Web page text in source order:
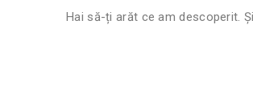
Hai să-ți arăt ce am descoperit.